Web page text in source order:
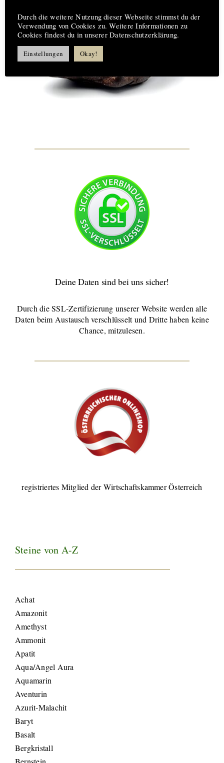
Deine Daten sind bei uns sicher!
Durch die SSL-Zertifizierung unserer Website werden alle
Daten beim Austausch verschlüsselt und Dritte haben keine
Chance, mitzulesen.
registriertes Mitglied der Wirtschaftskammer Österreich
Steine von A-Z
Achat
Amazonit
Amethyst
Ammonit
Apatit
Aqua/Angel Aura
Aquamarin
Aventurin
Azurit-Malachit
Baryt
Basalt
Bergkristall
Durch die weitere Nutzung dieser Webseite stimmst du der
Verwendung von Cookies zu. Weitere Informationen zu
Cookies findest du in unserer Datenschutzerklärung.
Einstellungen Okay!